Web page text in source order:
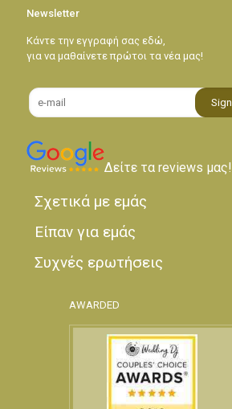
Newsletter
Κάντε την εγγραφή σας εδώ,
για να μαθαίνετε πρώτοι τα νέα μας!
Δείτε τα reviews μας!
Σχετικά με εμάς
Είπαν για εμάς
Συχνές ερωτήσεις
AWARDED